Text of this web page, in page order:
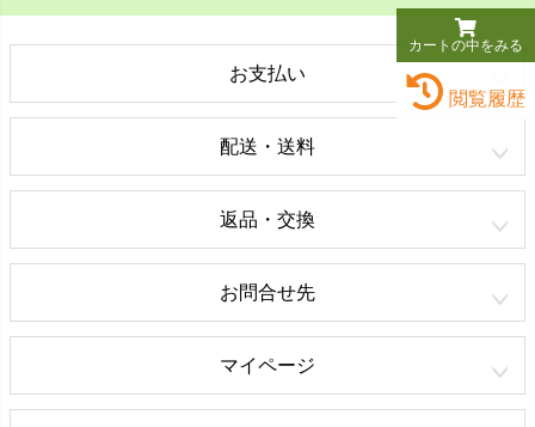
カートの中をみる
閲覧履歴
お支払い
配送・送料
返品・交換
お問合せ先
マイページ